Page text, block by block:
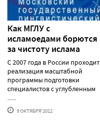
Как МГЛУ с
исламоедами борются
за чистоту ислама
С 2007 года в России проходит
реализация масштабной
программы подготовки
специалистов с углубленным
......
9 ОКТЯБРЯ'2012